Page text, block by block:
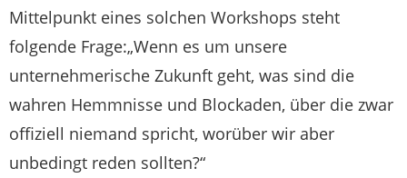
Mittelpunkt eines solchen Workshops steht
folgende Frage:„Wenn es um unsere
unternehmerische Zukunft geht, was sind die
wahren Hemmnisse und Blockaden, über die zwar
offiziell niemand spricht, worüber wir aber
unbedingt reden sollten?“